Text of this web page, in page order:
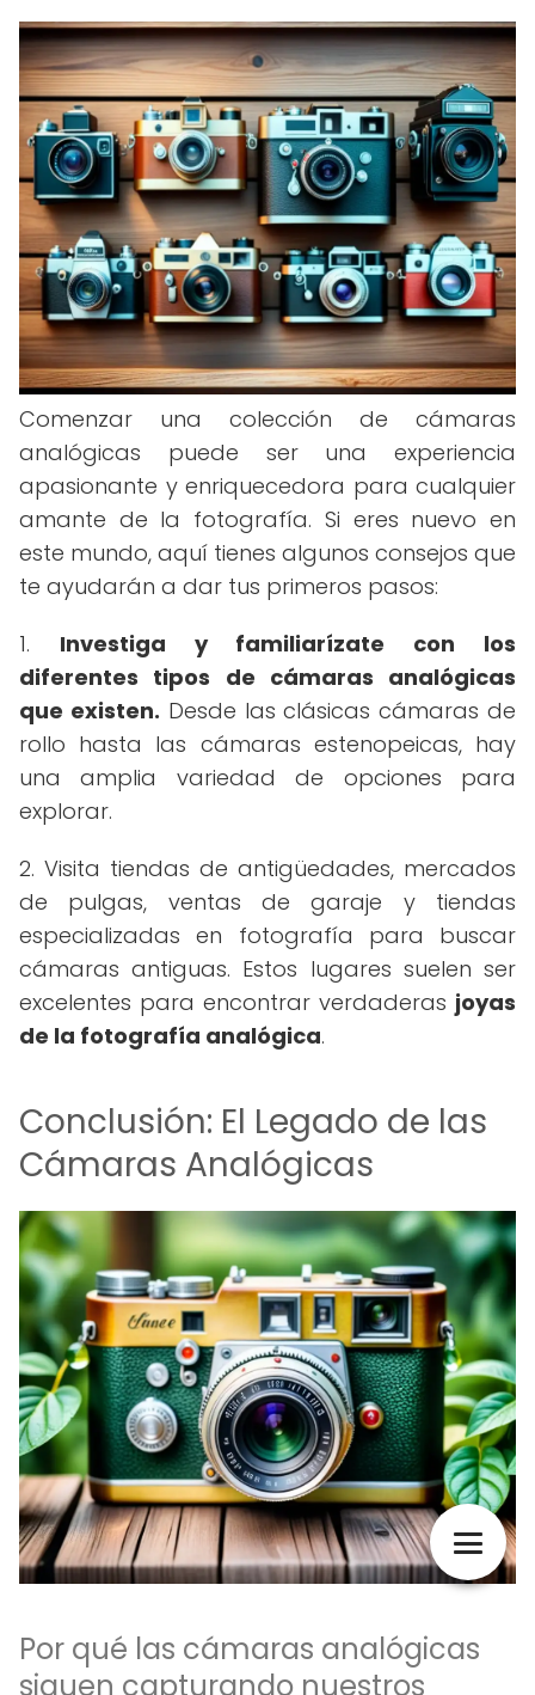
Comenzar una colección de cámaras
analógicas puede ser una experiencia
apasionante y enriquecedora para cualquier
amante de la fotografía. Si eres nuevo en
este mundo, aquí tienes algunos consejos que
te ayudarán a dar tus primeros pasos:
1. Investiga y familiarízate con los
diferentes tipos de cámaras analógicas
que existen. Desde las clásicas cámaras de
rollo hasta las cámaras estenopeicas, hay
una amplia variedad de opciones para
explorar.
2. Visita tiendas de antigüedades, mercados
de pulgas, ventas de garaje y tiendas
especializadas en fotografía para buscar
cámaras antiguas. Estos lugares suelen ser
excelentes para encontrar verdaderas joyas
de la fotografía analógica.
Conclusión: El Legado de las
Cámaras Analógicas
Por qué las cámaras analógicas
siguen capturando nuestros